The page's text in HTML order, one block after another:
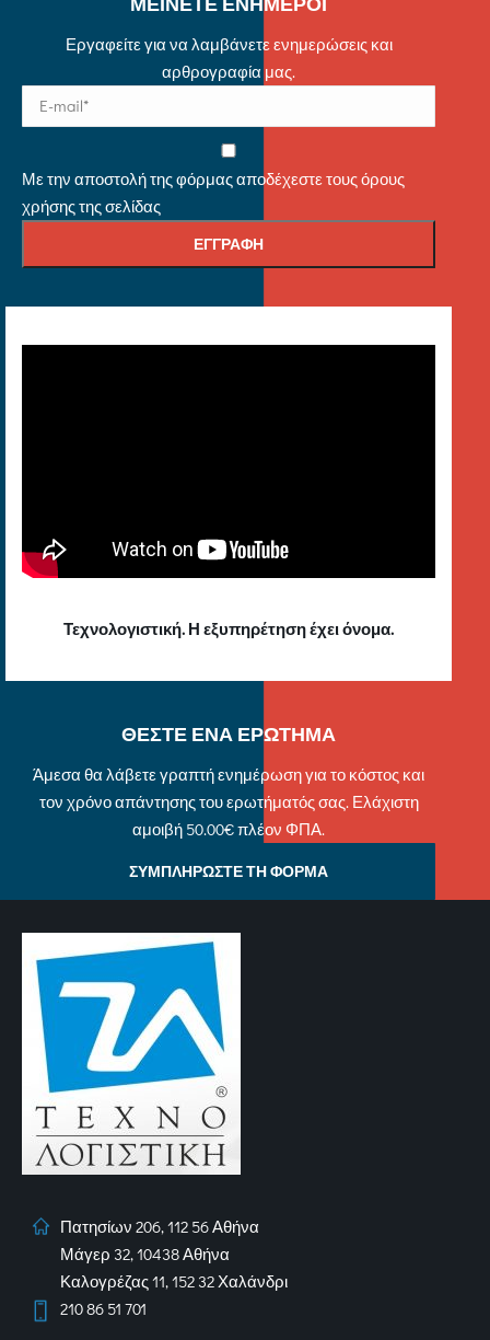
Εργαφείτε για να λαμβάνετε ενημερώσεις και
αρθρογραφία μας.
Με την αποστολή της φόρμας αποδέχεστε τους όρους
χρήσης της σελίδας
Τεχνολογιστική. Η εξυπηρέτηση έχει όνομα.
ΘΕΣΤΕ ΕΝΑ ΕΡΩΤΗΜΑ
Άμεσα θα λάβετε γραπτή ενημέρωση για το κόστος και
τον χρόνο απάντησης του ερωτήματός σας. Ελάχιστη
αμοιβή 50.00€ πλέον ΦΠΑ.
ΣΥΜΠΛΗΡΩΣΤΕ ΤΗ ΦΟΡΜΑ
Πατησίων 206, 112 56 Αθήνα
Μάγερ 32, 10438 Αθήνα
Καλογρέζας 11, 152 32 Χαλάνδρι
210 86 51 701